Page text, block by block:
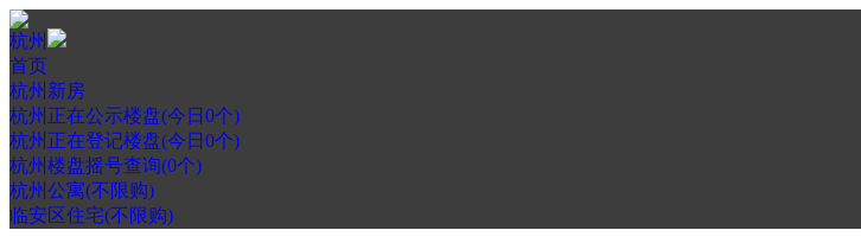
杭州
首页
杭州新房
杭州正在公示楼盘(今日0个)
杭州正在登记楼盘(今日0个)
杭州楼盘摇号查询(0个)
杭州公寓(不限购)
临安区住宅(不限购)